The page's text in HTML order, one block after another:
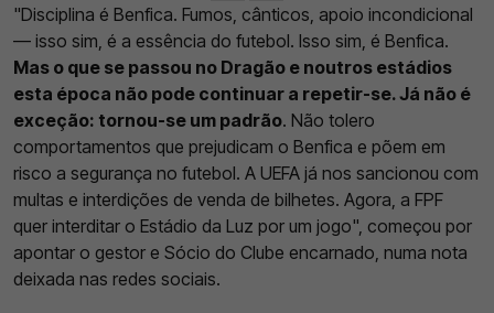
"Disciplina é Benfica. Fumos, cânticos, apoio incondicional
— isso sim, é a essência do futebol. Isso sim, é Benfica.
Mas o que se passou no Dragão e noutros estádios
esta época não pode continuar a repetir-se. Já não é
exceção: tornou-se um padrão. Não tolero
comportamentos que prejudicam o Benfica e põem em
risco a segurança no futebol. A UEFA já nos sancionou com
multas e interdições de venda de bilhetes. Agora, a FPF
quer interditar o Estádio da Luz por um jogo", começou por
apontar o gestor e Sócio do Clube encarnado, numa nota
deixada nas redes sociais.